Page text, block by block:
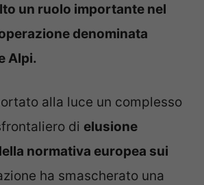
un ruolo importante nel
denominata
Alpi.
alla luce un complesso
di elusione
normativa europea sui
ha smascherato una